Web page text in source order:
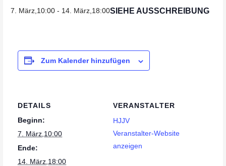
7. März,10:00- 14. März,18:00SIEHE AUSSCHREIBUNG
Zum Kalender hinzufügen
DETAILS
Beginn:
7. März,10:00
Ende:
14. März,18:00
VERANSTALTER
HJJV
Veranstalter-Website
anzeigen